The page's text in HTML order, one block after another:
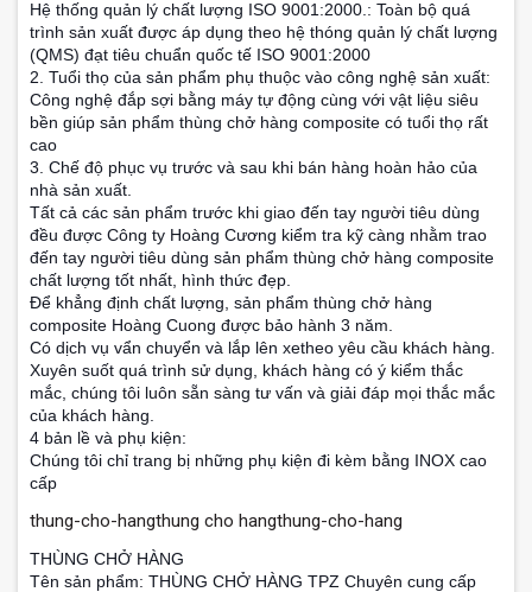
Hệ thống quản lý chất lượng ISO 9001:2000.: Toàn bộ quá
trình sản xuất được áp dụng theo hệ thóng quản lý chất lượng
(QMS) đạt tiêu chuẩn quốc tế ISO 9001:2000
2. Tuổi thọ của sản phẩm phụ thuộc vào công nghệ sản xuất:
Công nghệ đắp sợi bằng máy tự động cùng với vật liệu siêu
bền giúp sản phẩm thùng chở hàng composite có tuổi thọ rất
cao
3. Chế độ phục vụ trước và sau khi bán hàng hoàn hảo của
nhà sản xuất.
Tất cả các sản phẩm trước khi giao đến tay người tiêu dùng
đều được Công ty Hoàng Cương kiểm tra kỹ càng nhằm trao
đến tay người tiêu dùng sản phẩm thùng chở hàng composite
chất lượng tốt nhất, hình thức đẹp.
Để khẳng định chất lượng, sản phẩm thùng chở hàng
composite Hoàng Cuong được bảo hành 3 năm.
Có dịch vụ vẩn chuyển và lắp lên xetheo yêu cầu khách hàng.
Xuyên suốt quá trình sử dụng, khách hàng có ý kiểm thắc
mắc, chúng tôi luôn sẵn sàng tư vấn và giải đáp mọi thắc mắc
của khách hàng.
4 bản lề và phụ kiện:
Chúng tôi chỉ trang bị những phụ kiện đi kèm bằng INOX cao
cấp
thung-cho-hangthung cho hangthung-cho-hang
THÙNG CHỞ HÀNG
Tên sản phẩm: THÙNG CHỞ HÀNG TPZ Chuyên cung cấp